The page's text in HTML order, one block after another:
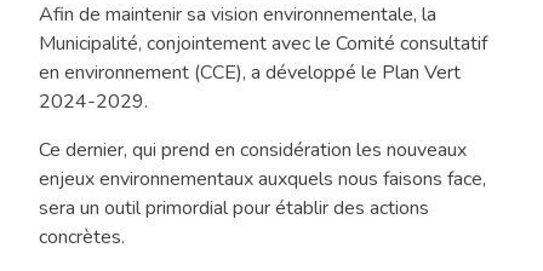
Lancement
du
Plan
Vert
2029
Afin de maintenir sa vision environnementale, la
Municipalité, conjointement avec le Comité consultatif
en environnement (CCE), a développé le Plan Vert
2024-2029.
Ce dernier, qui prend en considération les nouveaux
enjeux environnementaux auxquels nous faisons face,
sera un outil primordial pour établir des actions
concrètes.